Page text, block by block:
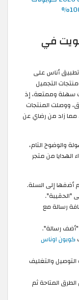
في
أناس على
التجميل
سهلة وممتعة، إذ
ووصلت المنتجات
مما زاد من رضاي عن
والوضوح التام،
الهدايا من متجر
أضفها إلى السلة.
"الحقيبة".
رسالة مع
"أضف رسالة".
كوبون اوناس
التوصيل والتغليف
المتاحة ثم